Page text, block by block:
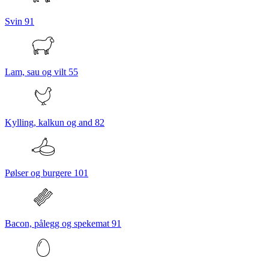
Svin 91
Lam, sau og vilt 55
Kylling, kalkun og and 82
Pølser og burgere 101
Bacon, pålegg og spekemat 91